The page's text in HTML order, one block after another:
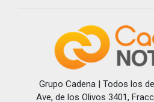
Grupo Cadena | Todos los
Ave, de los Olivos 3401,